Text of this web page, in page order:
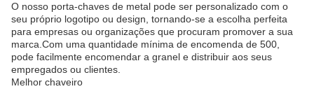
O nosso porta-chaves de metal pode ser personalizado com o
seu próprio logotipo ou design, tornando-se a escolha perfeita
para empresas ou organizações que procuram promover a sua
marca.Com uma quantidade mínima de encomenda de 500,
pode facilmente encomendar a granel e distribuir aos seus
empregados ou clientes.
Melhor chaveiro